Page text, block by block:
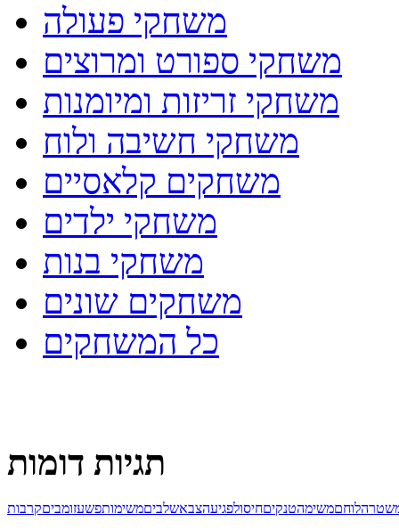
משחקי פעולה
משחקי ספורט ומרוצים
משחקי זריזות ומיומנות
משחקי חשיבה ולוח
משחקים קלאסיים
משחקי ילדים
משחקי בנות
משחקים שונים
כל המשחקים
תגיות דומות
לוחםמשימהטנקיםחיסולפגיעהצבאשלביםמשימותפשעזומביםקרבות